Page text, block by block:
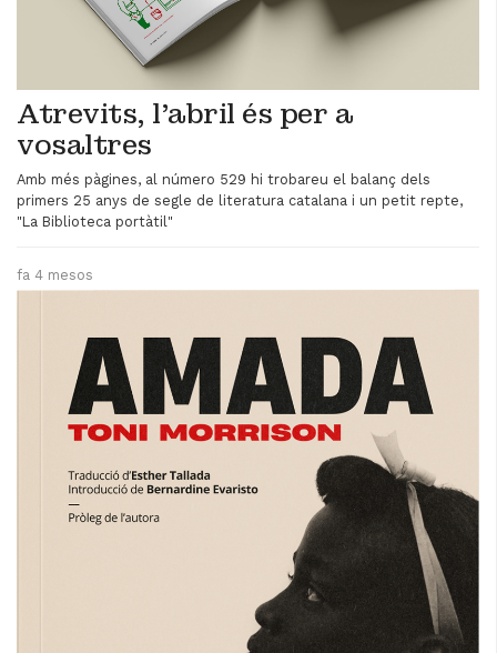
Atrevits, l'abril és per a
vosaltres
Amb més pàgines, al número 529 hi trobareu el balanç dels
primers 25 anys de segle de literatura catalana i un petit repte,
"La Biblioteca portàtil"
fa 4 mesos